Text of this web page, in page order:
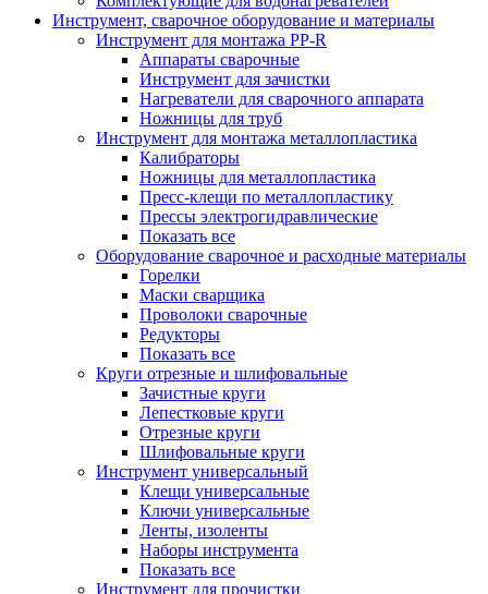
Инструмент, сварочное оборудование и материалы
Инструмент для монтажа PP-R
Аппараты сварочные
Инструмент для зачистки
Нагреватели для сварочного аппарата
Ножницы для труб
Инструмент для монтажа металлопластика
Калибраторы
Ножницы для металлопластика
Пресс-клещи по металлопластику
Прессы электрогидравлические
Показать все
Оборудование сварочное и расходные материалы
Горелки
Маски сварщика
Проволоки сварочные
Редукторы
Показать все
Круги отрезные и шлифовальные
Зачистные круги
Лепестковые круги
Отрезные круги
Шлифовальные круги
Инструмент универсальный
Клещи универсальные
Ключи универсальные
Ленты, изоленты
Наборы инструмента
Показать все
Инструмент для прочистки